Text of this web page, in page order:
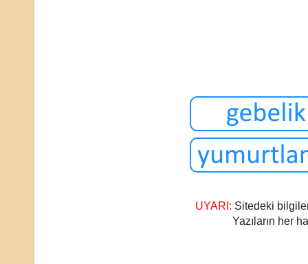
UYARI: Sitedeki
Yazıların her